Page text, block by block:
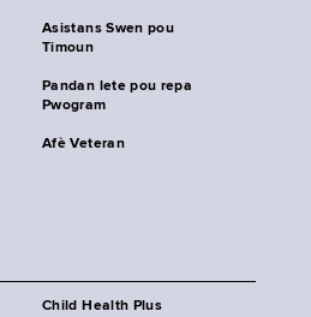
Asistans Swen pou
Timoun
Pandan lete pou repa
Pwogram
Afè Veteran
Child Health Plus